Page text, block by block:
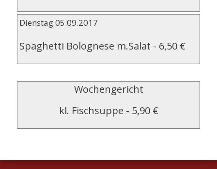
Dienstag 05.09.2017
Spaghetti Bolognese m.Salat - 6,50 €
Wochengericht
kl. Fischsuppe - 5,90 €